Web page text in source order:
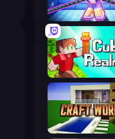
Mini Mine
CubeRealm.io
Craft World